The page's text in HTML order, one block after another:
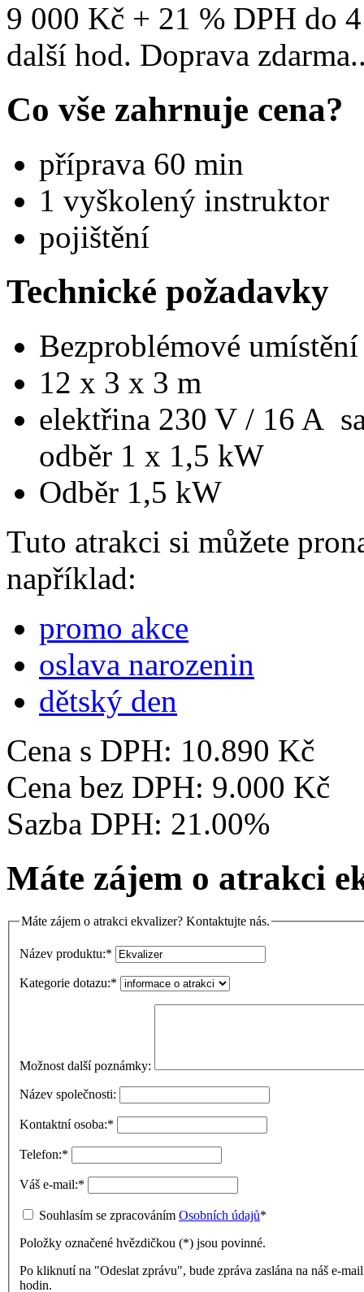
9 000 Kč + 21 % DPH do
další hod. Doprava
Co vše zahrnuje cena?
příprava 60 min
1 vyškolený instruktor
pojištění
Technické požadavky
Bezproblémové
12 x 3 x 3 m
elektřina 230 V / 16 A
odběr 1 x 1,5 kW
Odběr 1,5 kW
Tuto atrakci si můžete
například:
promo akce
oslava narozenin
dětský den
Cena s DPH: 10.890 Kč
Cena bez DPH: 9.000 Kč
Sazba DPH: 21.00%
Máte zájem o atrakci
Máte zájem o atrakci ekvalizer? Kontaktujte nás.
Název produktu:*
Kategorie dotazu:*
Možnost další poznámky:
Název společnosti:
Kontaktní osoba:*
Telefon:*
Váš e-mail:*
Souhlasím se zpracováním Osobních údajů*
Položky označené hvězdičkou (*) jsou povinné.
Po kliknutí na "Odeslat zprávu", bude zpráva zaslána na náš e-
hodin.